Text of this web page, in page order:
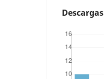
Descargas